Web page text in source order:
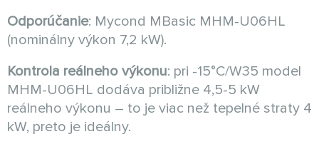
Odporúčanie: Mycond MBasic MHM-U06HL
(nominálny výkon 7,2 kW).
Kontrola reálneho výkonu: pri -15°C/W35 model
MHM-U06HL dodáva približne 4,5-5 kW
reálneho výkonu – to je viac než tepelné straty 4
kW, preto je ideálny.